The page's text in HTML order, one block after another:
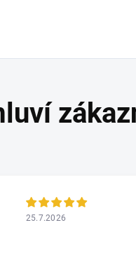
25.7.2026